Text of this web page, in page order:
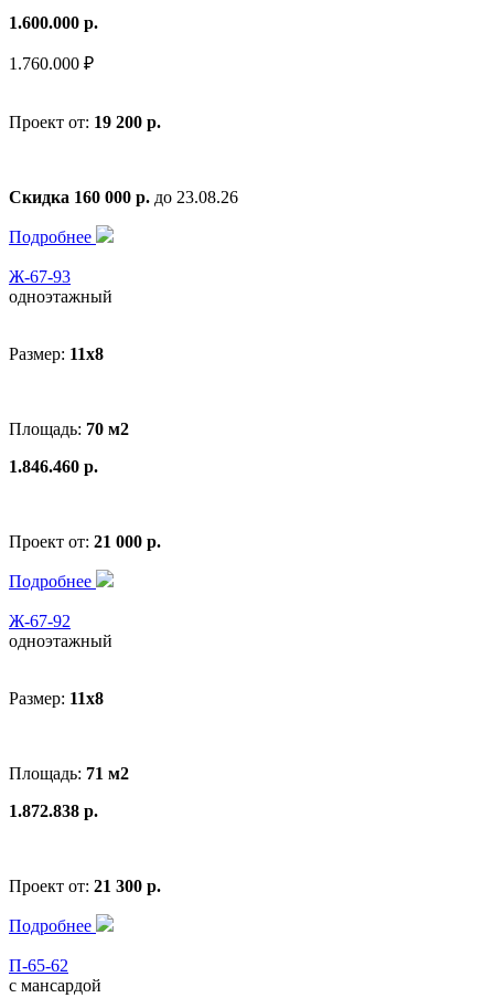
1.600.000 р.
1.760.000 ₽
Проект от: 19 200 р.
Скидка 160 000 р. до 23.08.26
Подробнее
Ж-67-93
одноэтажный
Размер: 11x8
Площадь: 70 м2
1.846.460 р.
Проект от: 21 000 р.
Подробнее
Ж-67-92
одноэтажный
Размер: 11x8
Площадь: 71 м2
1.872.838 р.
Проект от: 21 300 р.
Подробнее
П-65-62
с мансардой